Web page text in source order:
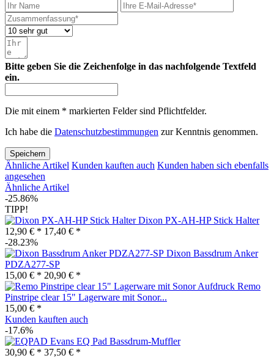
Bitte geben Sie die Zeichenfolge in das nachfolgende Textfeld
ein.
Die mit einem * markierten Felder sind Pflichtfelder.
Ich habe die Datenschutzbestimmungen zur Kenntnis genommen.
Speichern
Ähnliche Artikel Kunden kauften auch Kunden haben sich ebenfalls
angesehen
Ähnliche Artikel
-25.86%
TIPP!
Dixon PX-AH-HP Stick Halter
12,90 € * 17,40 € *
-28.23%
Dixon Bassdrum Anker
PDZA277-SP
15,00 € * 20,90 € *
Remo
Pinstripe clear 15" Lagerware mit Sonor...
15,00 € *
Kunden kauften auch
-17.6%
Evans EQ Pad Bassdrum-Muffler
30,90 € * 37,50 € *